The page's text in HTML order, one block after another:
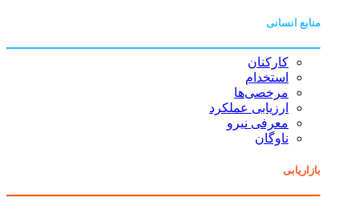
منابع انسانی
کارکنان
استخدام
مرخصی‌ها
ارزیابی عملکرد
معرفی نیرو
ناوگان
بازاریابی